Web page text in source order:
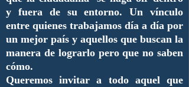
y fuera de su entorno. Un vínculo
entre quienes trabajamos día a día por
un mejor país y aquellos que buscan la
manera de lograrlo pero que no saben
cómo.
Queremos invitar a todo aquel que